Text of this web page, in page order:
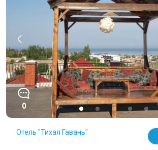
0
Отель "Тихая Гавань"